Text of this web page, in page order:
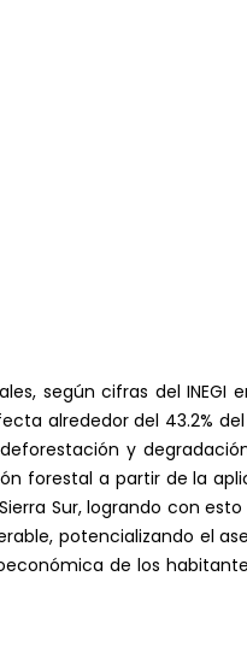
según cifras del INEGI
alrededor del 43.2%
y
forestal a partir de la
Sur, logrando con
potencializando el
de los